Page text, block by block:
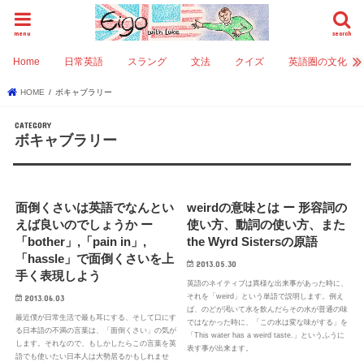
search
menu
Home 日常英語 スラング 文法 クイズ 英語圏の文化
HOME ボキャブラリー
ボキャブラリー
面倒くさいは英語でなんとい
えば良いのでしょうか ー
「bother」,「pain in」,
「hassle」で面倒くさいを上
手く表現しよう
2013.06.03
最近僕が日常生活で最も耳にする、そして口にす
る日本語の不満の言葉は、「面倒くさい」の気が
します。それなので、もしかしたらこの言葉を英
語でも使いたい日本人は大勢居るかもしれませ
weirdの意味とは ー 形容詞の
使い方、動詞の使い方、また
the Wyrd Sistersの原語
2013.05.30
英語のネイティブは異様な出来事があった時に、
それを「weird」という単語で説明します。例え
ば、のどが渇いて水を飲んだらその水が普通の味
ではなかった時に、「この水は変な味がする」を
「This water has a weird taste.」というふうに
表す事が出来ます。